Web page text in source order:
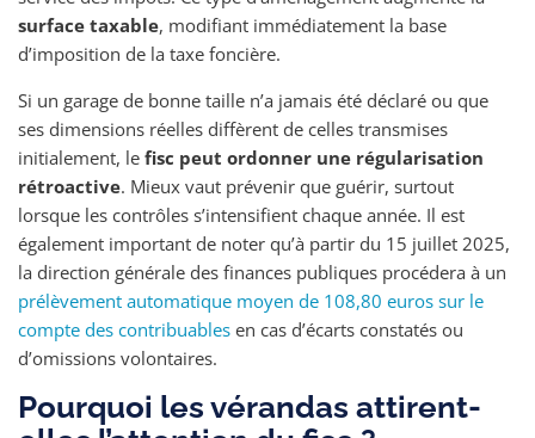
surface taxable, modifiant immédiatement la base
d’imposition de la taxe foncière.
Si un garage de bonne taille n’a jamais été déclaré ou que
ses dimensions réelles diffèrent de celles transmises
initialement, le fisc peut ordonner une régularisation
rétroactive. Mieux vaut prévenir que guérir, surtout
lorsque les contrôles s’intensifient chaque année. Il est
également important de noter qu’à partir du 15 juillet 2025,
la direction générale des finances publiques procédera à un
prélèvement automatique moyen de 108,80 euros sur le
compte des contribuables en cas d’écarts constatés ou
d’omissions volontaires.
Pourquoi les vérandas attirent-